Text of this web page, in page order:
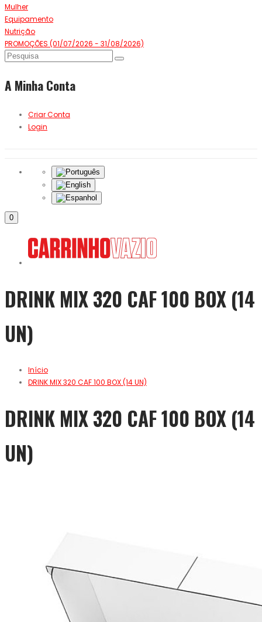
Mulher
Equipamento
Nutrição
PROMOÇÕES (01/07/2026 - 31/08/2026)
A Minha Conta
Criar Conta
Login
0
DRINK MIX 320 CAF 100 BOX (14
UN)
Início
DRINK MIX 320 CAF 100 BOX (14 UN)
DRINK MIX 320 CAF 100 BOX (14
UN)